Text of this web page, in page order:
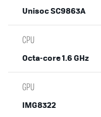
Unisoc SC9863A
CPU
Octa-core 1.6 GHz
GPU
IMG8322